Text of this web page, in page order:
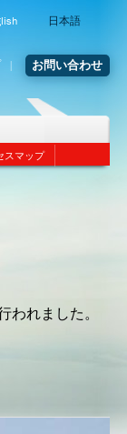
日本語
お問い合わせ
スマップ
れました。